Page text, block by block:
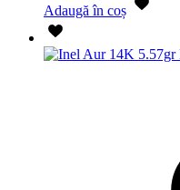
Adaugă în coș